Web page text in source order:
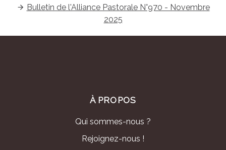
Bulletin de l'Alliance Pastorale N°970 - Novembre
2025
À PROPOS
Qui sommes-nous ?
Rejoignez-nous !